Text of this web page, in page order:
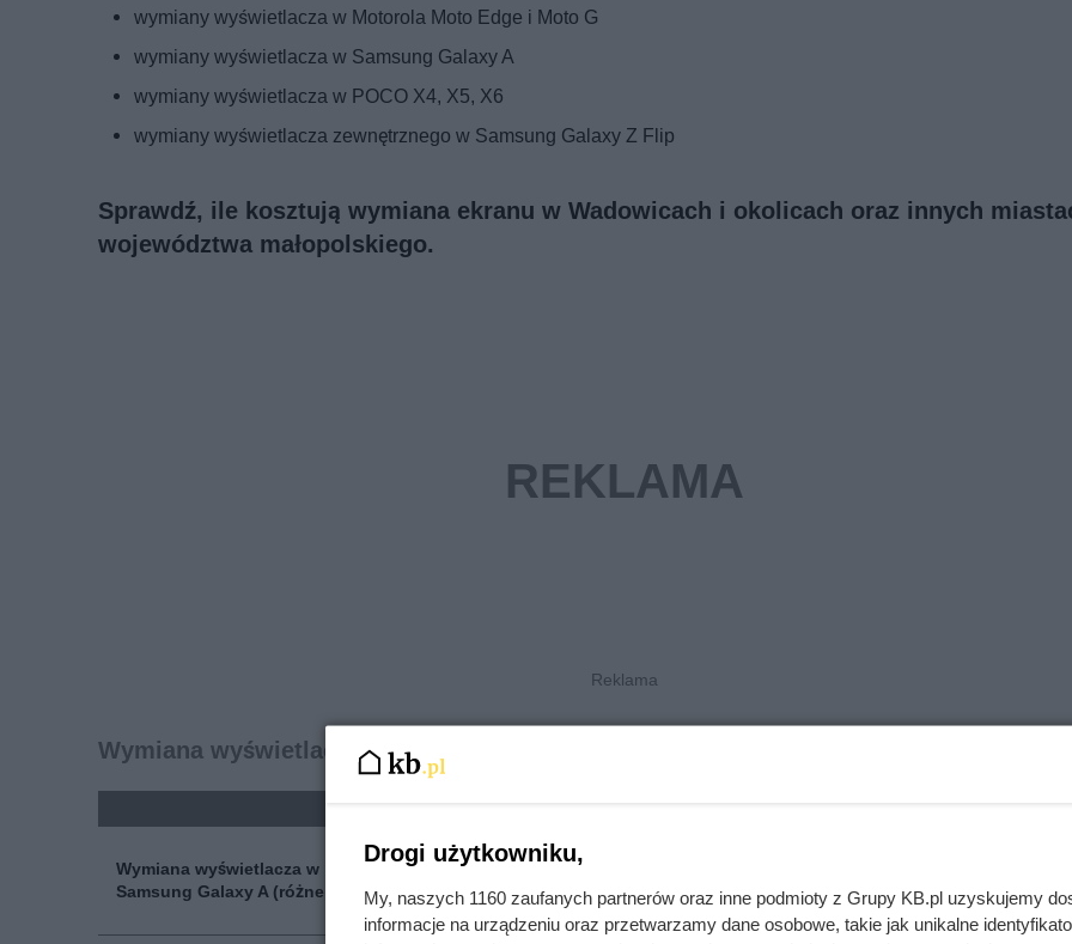
wymiany wyświetlacza w Motorola Moto Edge i Moto G
wymiany wyświetlacza w Samsung Galaxy A
wymiany wyświetlacza w POCO X4, X5, X6
wymiany wyświetlacza zewnętrznego w Samsung Galaxy Z Flip
Sprawdź, ile kosztują wymiana ekranu w Wadowicach i okolicach oraz innych
województwa małopolskiego.
Wymiana wyświetlacza w telefonie - cennik w Wadowicach
Wymiana wyświetlacza w
Samsung Galaxy A (różne modele)
A14. Oryginał, normalny
skomplikowania prac
Drogi użytkowniku,
My, naszych 1160 zaufanych partnerów oraz inne podmioty z Grupy KB.pl uzyskujemy
informacje na urządzeniu oraz przetwarzamy dane osobowe, takie jak unikalne